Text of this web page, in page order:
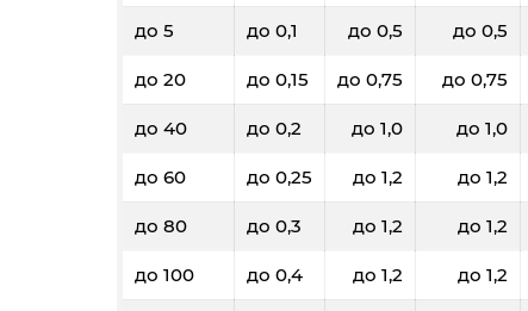
до 5 до 0,1 до 0,5 до 0,5
до 20 до 0,15 до 0,75 до 0,75
до 40 до 0,2 до 1,0 до 1,0
до 60 до 0,25 до 1,2 до 1,2
до 80 до 0,3 до 1,2 до 1,2
до 100 до 0,4 до 1,2 до 1,2